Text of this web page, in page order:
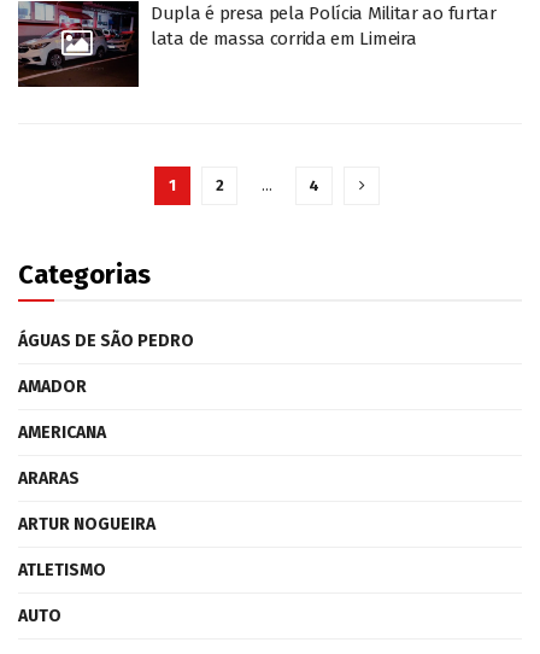
Dupla é presa pela Polícia Militar ao furtar
lata de massa corrida em Limeira
1 2 … 4
Categorias
ÁGUAS DE SÃO PEDRO
AMADOR
AMERICANA
ARARAS
ARTUR NOGUEIRA
ATLETISMO
AUTO